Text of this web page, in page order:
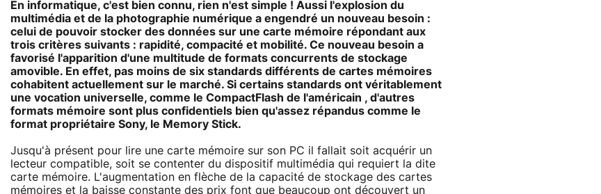
En informatique, c'est bien connu, rien n'est simple ! Aussi l'explosion du
multimédia et de la photographie numérique a engendré un nouveau besoin :
celui de pouvoir stocker des données sur une carte mémoire répondant aux
trois critères suivants : rapidité, compacité et mobilité. Ce nouveau besoin a
favorisé l'apparition d'une multitude de formats concurrents de stockage
amovible. En effet, pas moins de six standards différents de cartes mémoires
cohabitent actuellement sur le marché. Si certains standards ont véritablement
une vocation universelle, comme le CompactFlash de l'américain , d'autres
formats mémoire sont plus confidentiels bien qu'assez répandus comme le
format propriétaire Sony, le Memory Stick.
Jusqu'à présent pour lire une carte mémoire sur son PC il fallait soit acquérir un
lecteur compatible, soit se contenter du dispositif multimédia qui requiert la dite
carte mémoire. L'augmentation en flèche de la capacité de stockage des cartes
mémoires et la baisse constante des prix font que beaucoup ont découvert un